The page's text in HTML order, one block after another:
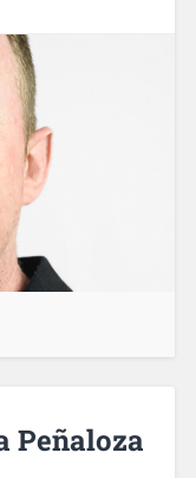
Peñaloza